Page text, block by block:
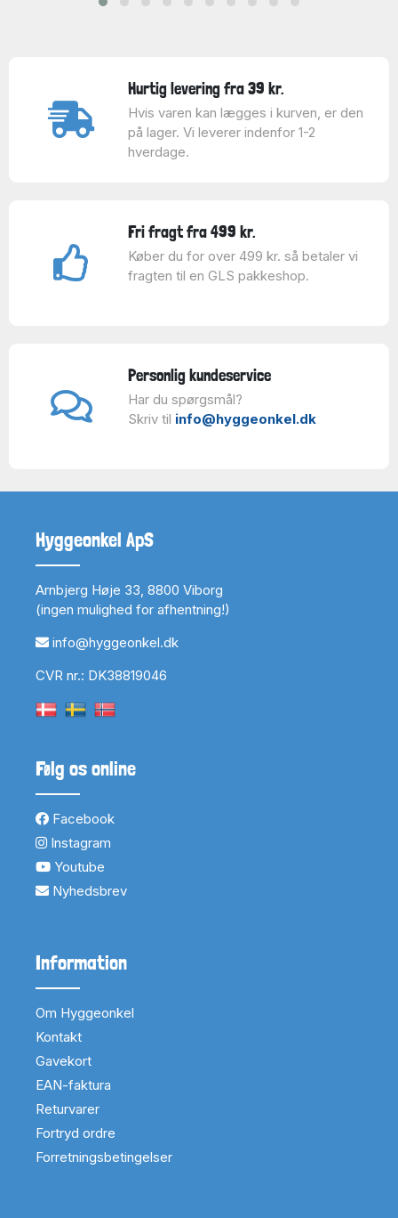
Hurtig levering fra 39 kr.
Hvis varen kan lægges i kurven, er den
på lager. Vi leverer indenfor 1-2
hverdage.
Fri fragt fra 499 kr.
Køber du for over 499 kr. så betaler vi
fragten til en GLS pakkeshop.
Personlig kundeservice
Har du spørgsmål?
Skriv til info@hyggeonkel.dk
Hyggeonkel ApS
Arnbjerg Høje 33, 8800 Viborg
(ingen mulighed for afhentning!)
info@hyggeonkel.dk
CVR nr.: DK38819046
Følg os online
Facebook
Instagram
Youtube
Nyhedsbrev
Information
Om Hyggeonkel
Kontakt
Gavekort
EAN-faktura
Returvarer
Fortryd ordre
Forretningsbetingelser